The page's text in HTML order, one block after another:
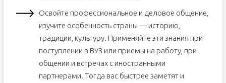
Освойте профессиональное и деловое общение,
изучите особенность страны — историю,
традиции, культуру. Применяйте эти знания при
поступлении в ВУЗ или приемы на работу, при
общении и встречах с иностранными
партнерами. Тогда вас быстрее заметят и